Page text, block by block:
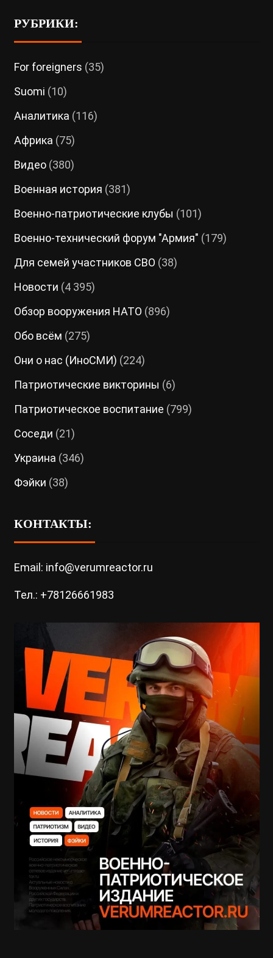
РУБРИКИ:
For foreigners (35)
Suomi (10)
Аналитика (116)
Африка (75)
Видео(380)
Военная история (381)
Военно-патриотические клубы (101)
Военно-технический форум "Армия" (179)
Для семей участников СВО (38)
Новости (4 395)
Обзор вооружения НАТО (896)
Обо всём (275)
Они о нас (ИноСМИ) (224)
Патриотические викторины (6)
Патриотическое воспитание (799)
Соседи (21)
Украина (346)
Фэйки (38)
КОНТАКТЫ:
Email: info@verumreactor.ru
Тел.: +78126661983